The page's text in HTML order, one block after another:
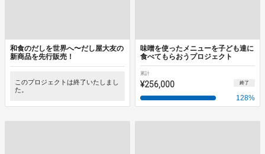
和食のだしを世界へ〜だし屋大友の
新商品を先行販売！
このプロジェクトは終了いたしまし
た。
味噌を使ったメニューを子ども達に
食べてもらおうプロジェクト
累計
¥256,000 終了
128%